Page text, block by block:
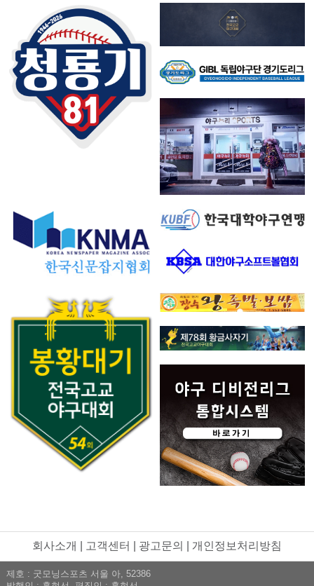
회사소개 고객센터 광고문의 개인정보처리방침
제호 : 굿모닝스포츠 서울 아, 52386